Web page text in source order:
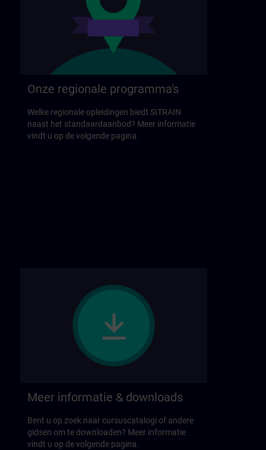
Onze regionale programma's
Welke regionale opleidingen biedt SITRAIN
naast het standaardaanbod? Meer informatie
vindt u op de volgende pagina.
Meer informatie & downloads
Bent u op zoek naar cursuscatalogi of andere
gidsen om te downloaden? Meer informatie
vindt u op de volgende pagina.